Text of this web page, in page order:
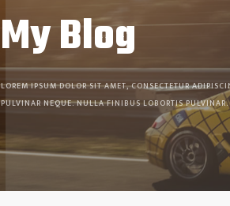
My Blog
LOREM IPSUM DOLOR SIT AMET, CONSECTETUR
PULVINAR NEQUE. NULLA FINIBUS LOBORTIS PULVINAR.